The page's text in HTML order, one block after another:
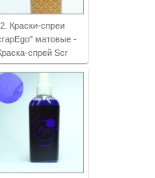
2. Краски-спреи
матовые -
спрей Scr